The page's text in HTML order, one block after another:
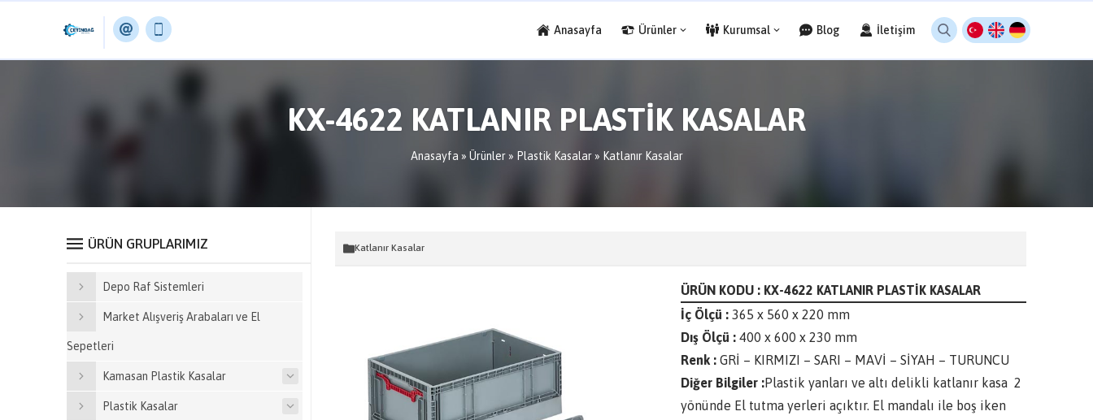
Anasayfa Ürünler Kurumsal Blog İletişim
KX-4622 KATLANIR PLASTİK KASALAR
Anasayfa » Ürünler» Plastik Kasalar» Katlanır Kasalar
Katlanır Kasalar
ÜRÜN KODU : KX-4622 KATLANIR PLASTİK KASALAR
İç Ölçü : 365 x 560 x 220 mm
Dış Ölçü : 400 x 600 x 230 mm
Renk : GRİ – KIRMIZI – SARI – MAVİ – SİYAH – TURUNCU
Diğer Bilgiler :Plastik yanları ve altı delikli katlanır kasa 2
yönünde El tutma yerleri açıktır. El mandalı ile boş iken
ÜRÜN GRUPLARIMIZ
Depo Raf Sistemleri
Market Alışveriş Arabaları ve El
Sepetleri
Kamasan Plastik Kasalar
Plastik Kasalar